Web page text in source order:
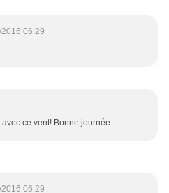
06:29
ce vent! Bonne journée
06:29